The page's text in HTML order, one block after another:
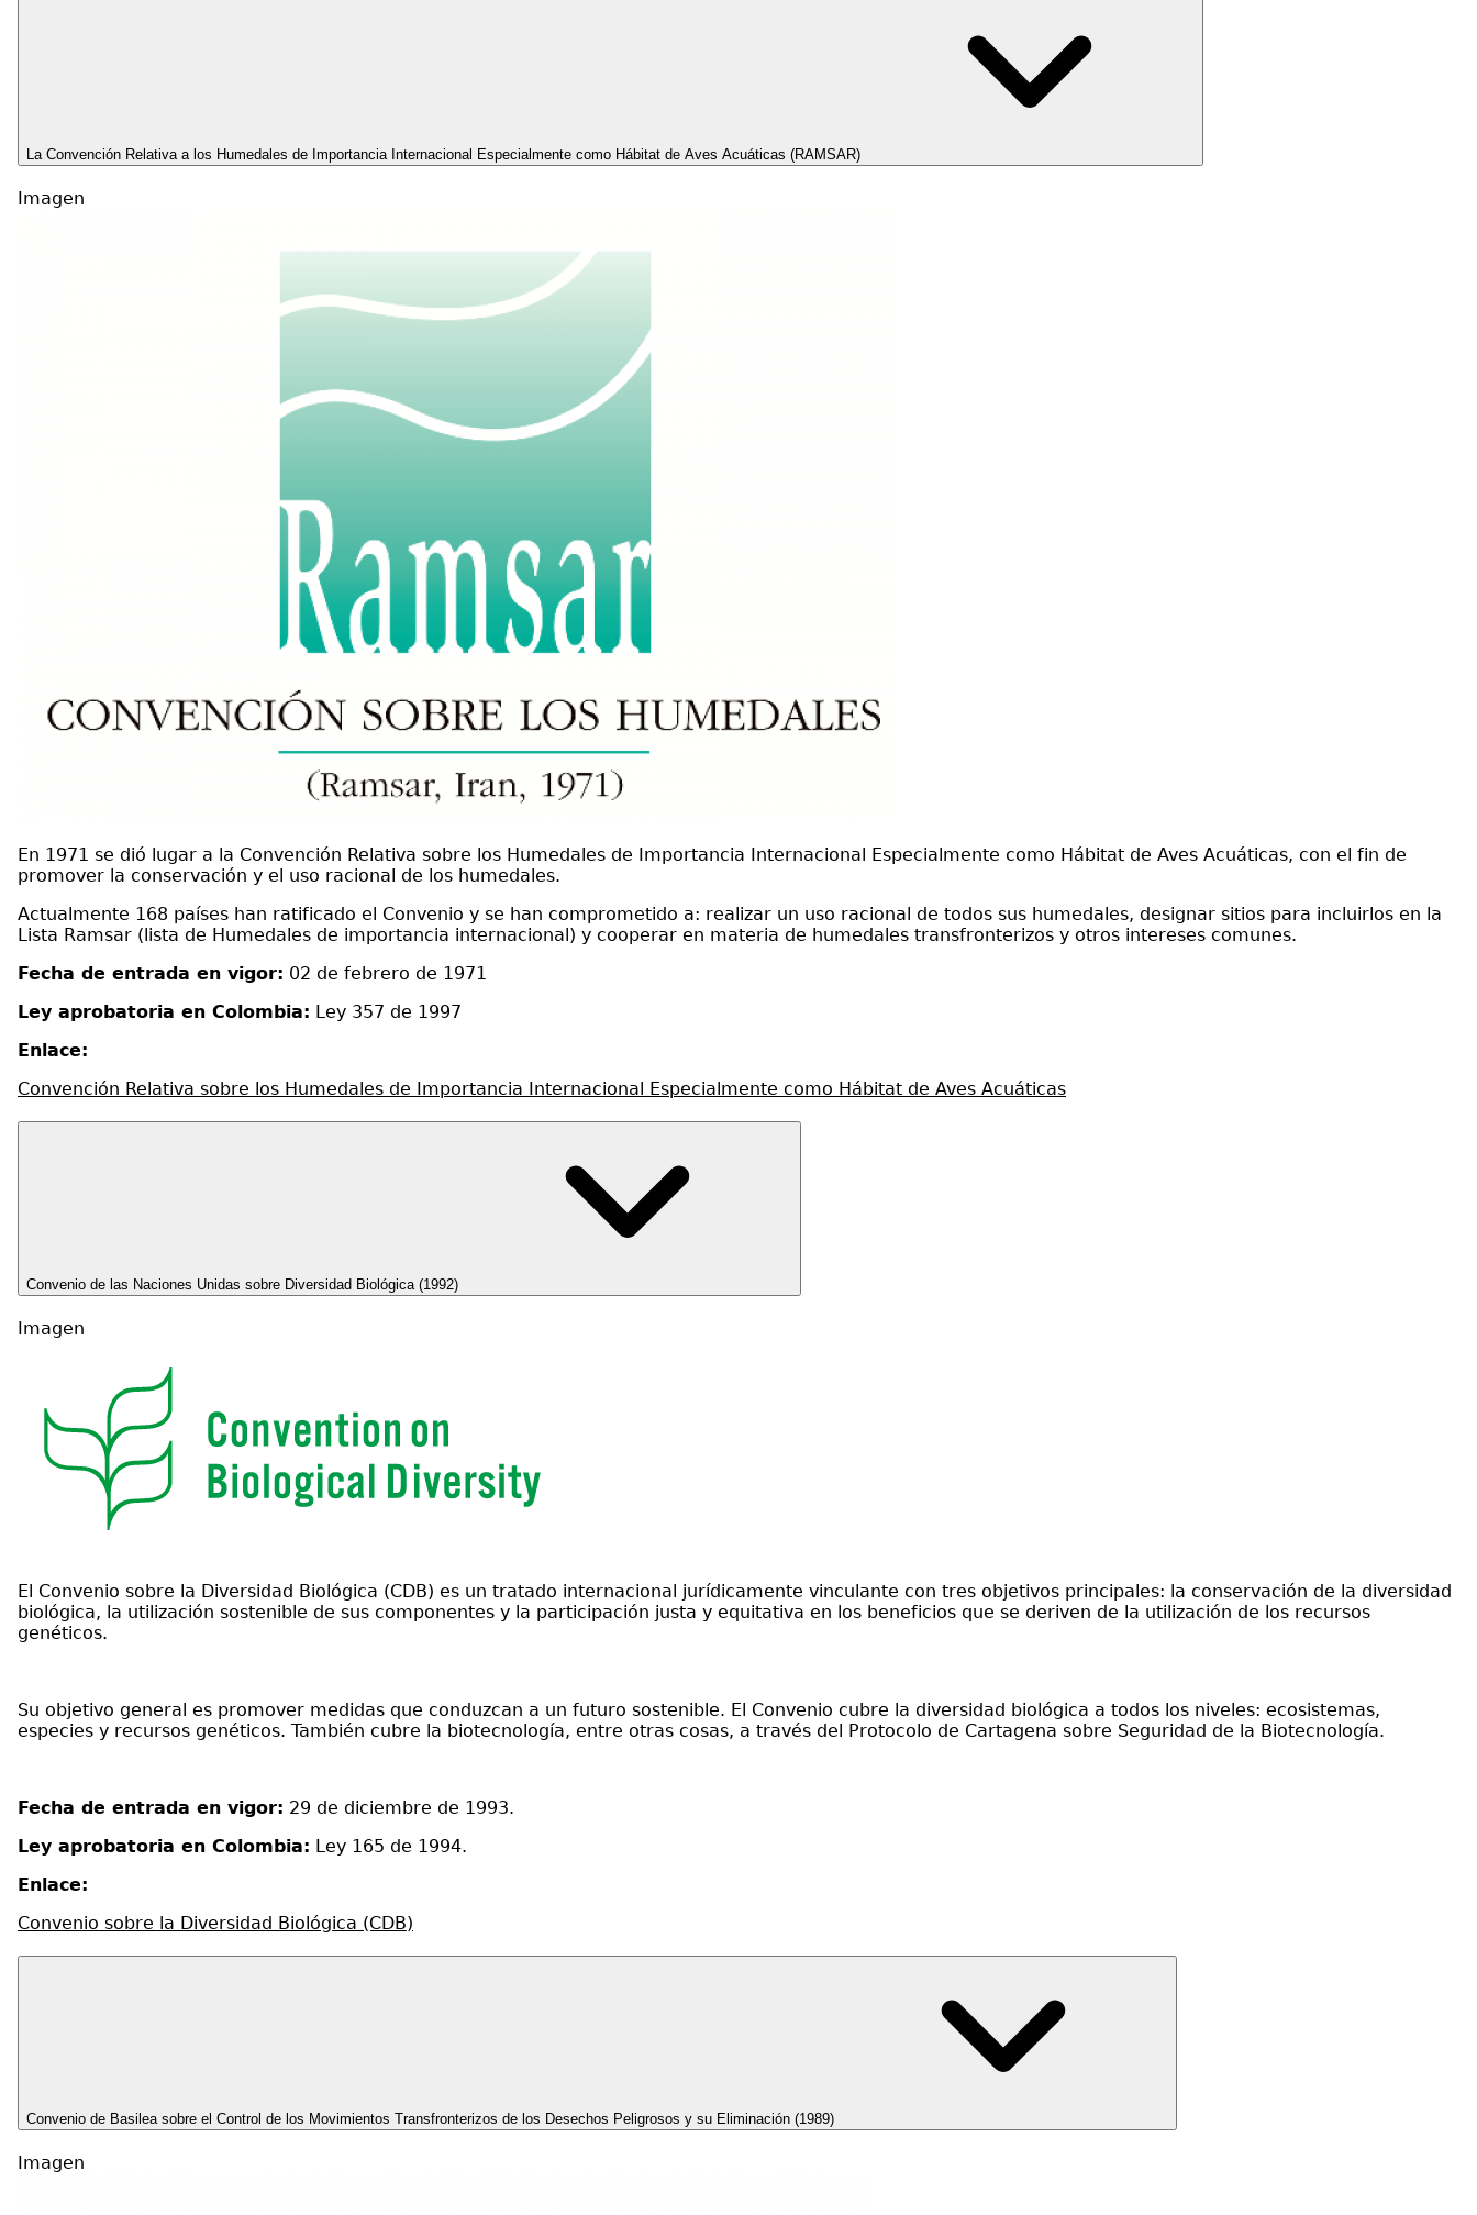
La Convención Relativa a los Humedales de Importancia Internacional Especialmente como Hábitat de Aves Acuáticas (RAMSAR)
Imagen
En 1971 se dió lugar a la Convención Relativa sobre los Humedales de Importancia Internacional Especialmente como Hábitat de Aves Acuáticas, con el fin de
promover la conservación y el uso racional de los humedales.
Actualmente 168 países han ratificado el Convenio y se han comprometido a: realizar un uso racional de todos sus humedales, designar sitios para incluirlos en la
Lista Ramsar (lista de Humedales de importancia internacional) y cooperar en materia de humedales transfronterizos y otros intereses comunes.
Fecha de entrada en vigor: 02 de febrero de 1971
Ley aprobatoria en Colombia: Ley 357 de 1997
Enlace:
Convención Relativa sobre los Humedales de Importancia Internacional Especialmente como Hábitat de Aves Acuáticas
Convenio de las Naciones Unidas sobre Diversidad Biológica (1992)
Imagen
El Convenio sobre la Diversidad Biológica (CDB) es un tratado internacional jurídicamente vinculante con tres objetivos principales: la conservación de la diversidad
biológica, la utilización sostenible de sus componentes y la participación justa y equitativa en los beneficios que se deriven de la utilización de los recursos
genéticos.
Su objetivo general es promover medidas que conduzcan a un futuro sostenible. El Convenio cubre la diversidad biológica a todos los niveles: ecosistemas,
especies y recursos genéticos. También cubre la biotecnología, entre otras cosas, a través del Protocolo de Cartagena sobre Seguridad de la Biotecnología.
Fecha de entrada en vigor: 29 de diciembre de 1993.
Ley aprobatoria en Colombia: Ley 165 de 1994.
Enlace:
Convenio sobre la Diversidad Biológica (CDB)
Convenio de Basilea sobre el Control de los Movimientos Transfronterizos de los Desechos Peligrosos y su Eliminación (1989)
Imagen